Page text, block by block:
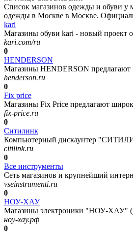
Список магазинов одежды и обуви у
одежды в Москве в Москве.
kari
Магазины обуви kari - новый проект
kari.com/ru
0
HENDERSON
Магазины HENDERSON предлагают
henderson.ru
0
Fix price
Магазины Fix Price предлагают
fix-price.ru
0
Ситилинк
Компьютерный дискаунтер
citilink.ru
0
Все инструменты
Сеть магазинов и крупнейший
vseinstrumenti.ru
0
НОУ-ХАУ
Магазины электроники "НОУ-ХАУ"
ноу-хау.рф
0